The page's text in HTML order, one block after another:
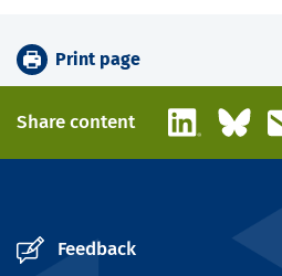
Print page
Share content LinkedIn
Feedback